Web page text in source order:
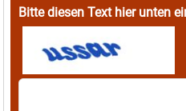
Bitte diesen Text hier unten